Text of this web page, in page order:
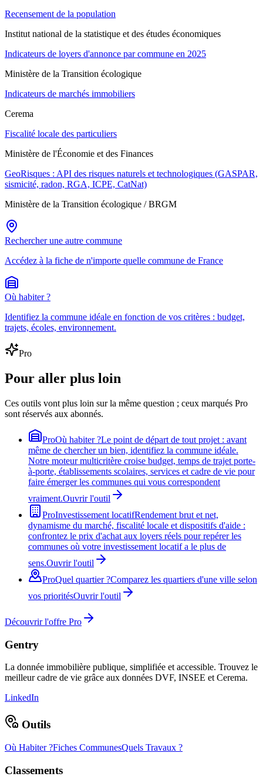
Recensement de la population
Institut national de la statistique et des études économiques
Indicateurs de loyers d'annonce par commune en 2025
Ministère de la Transition écologique
Indicateurs de marchés immobiliers
Cerema
Fiscalité locale des particuliers
Ministère de l'Économie et des Finances
GeoRisques : API des risques naturels et technologiques (GASPAR,
sismicité, radon, RGA, ICPE, CatNat)
Ministère de la Transition écologique / BRGM
Rechercher une autre commune
Accédez à la fiche de n'importe quelle commune de France
Où habiter ?
Identifiez la commune idéale en fonction de vos critères : budget,
trajets, écoles, environnement.
Pro
Pour aller plus loin
Ces outils vont plus loin sur la même question ; ceux marqués Pro
sont réservés aux abonnés.
ProOù habiter ?Le point de départ de tout projet : avant
même de chercher un bien, identifiez la commune idéale.
Notre moteur multicritère croise budget, temps de trajet porte-
à-porte, établissements scolaires, services et cadre de vie pour
faire émerger les communes qui vous correspondent
vraiment.Ouvrir l'outil
ProInvestissement locatifRendement brut et net,
dynamisme du marché, fiscalité locale et dispositifs d'aide :
confrontez le prix d'achat aux loyers réels pour repérer les
communes où votre investissement locatif a le plus de
sens.Ouvrir l'outil
ProQuel quartier ?Comparez les quartiers d'une ville selon
vos prioritésOuvrir l'outil
Découvrir l'offre Pro
Gentry
La donnée immobilière publique, simplifiée et accessible. Trouvez le
meilleur cadre de vie grâce aux données DVF, INSEE et Cerema.
LinkedIn
Outils
Où Habiter ?Fiches CommunesQuels Travaux ?
Classements